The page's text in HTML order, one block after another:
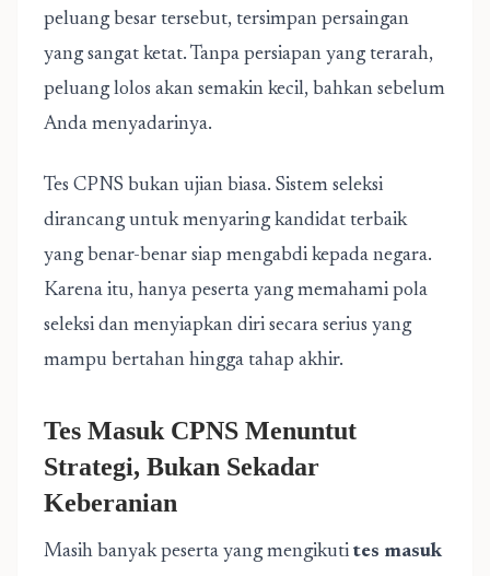
peluang besar tersebut, tersimpan persaingan
yang sangat ketat. Tanpa persiapan yang terarah,
peluang lolos akan semakin kecil, bahkan sebelum
Anda menyadarinya.
Tes CPNS bukan ujian biasa. Sistem seleksi
dirancang untuk menyaring kandidat terbaik
yang benar-benar siap mengabdi kepada negara.
Karena itu, hanya peserta yang memahami pola
seleksi dan menyiapkan diri secara serius yang
mampu bertahan hingga tahap akhir.
Tes Masuk CPNS Menuntut
Strategi, Bukan Sekadar
Keberanian
Masih banyak peserta yang mengikuti tes masuk